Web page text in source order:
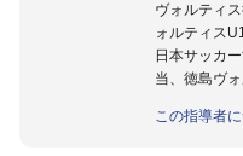
ヴォルティ
ォルティス
日本サッカ
当、徳島ヴ
日本サッカ
この指導者